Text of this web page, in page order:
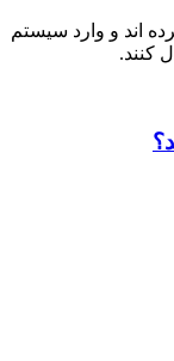
اند و وارد سیستم
کنند.